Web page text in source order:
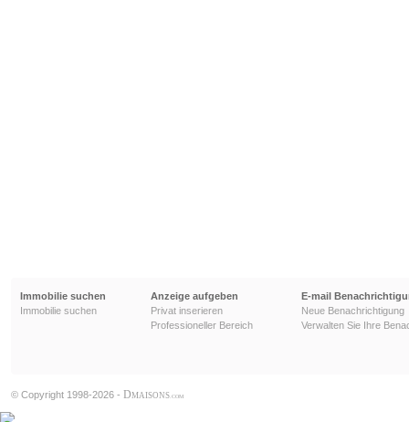
Immobilie suchen
Immobilie suchen
Anzeige aufgeben
Privat inserieren
Professioneller Bereich
E-mail
Neue Benachrichtigung
Verwalten Sie Ihre
© Copyright 1998-2026 - DMAISONS .COM